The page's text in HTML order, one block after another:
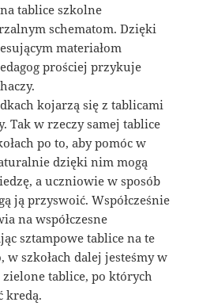
tablice szkolne
schematom. Dzięki
materiałom
prościej przykuje
kojarzą się z tablicami
Tak w rzeczy samej tablice
po to, aby pomóc w
dzięki nim mogą
a uczniowie w sposób
ją przyswoić. Współcześnie
na współczesne
sztampowe tablice na te
szkołach dalej jesteśmy w
tablice, po których
kredą.